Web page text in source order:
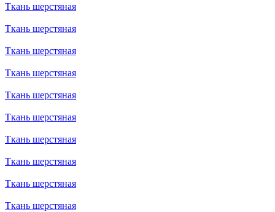
Ткань шерстяная
Ткань шерстяная
Ткань шерстяная
Ткань шерстяная
Ткань шерстяная
Ткань шерстяная
Ткань шерстяная
Ткань шерстяная
Ткань шерстяная
Ткань шерстяная